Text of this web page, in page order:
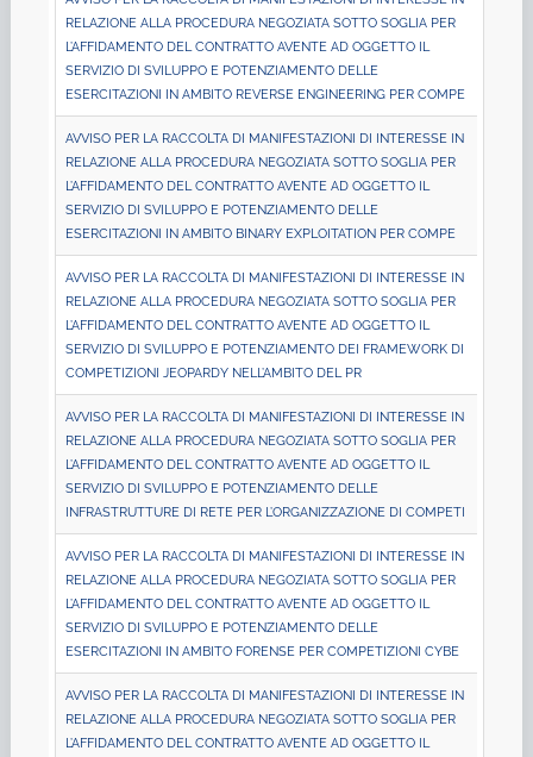
RELAZIONE ALLA PROCEDURA NEGOZIATA SOTTO SOGLIA PER
L’AFFIDAMENTO DEL CONTRATTO AVENTE AD OGGETTO IL
SERVIZIO DI SVILUPPO E POTENZIAMENTO DELLE
ESERCITAZIONI IN AMBITO REVERSE ENGINEERING PER COMPE
AVVISO PER LA RACCOLTA DI MANIFESTAZIONI DI INTERESSE IN
RELAZIONE ALLA PROCEDURA NEGOZIATA SOTTO SOGLIA PER
L’AFFIDAMENTO DEL CONTRATTO AVENTE AD OGGETTO IL
SERVIZIO DI SVILUPPO E POTENZIAMENTO DELLE
ESERCITAZIONI IN AMBITO BINARY EXPLOITATION PER COMPE
AVVISO PER LA RACCOLTA DI MANIFESTAZIONI DI INTERESSE IN
RELAZIONE ALLA PROCEDURA NEGOZIATA SOTTO SOGLIA PER
L’AFFIDAMENTO DEL CONTRATTO AVENTE AD OGGETTO IL
SERVIZIO DI SVILUPPO E POTENZIAMENTO DEI FRAMEWORK DI
COMPETIZIONI JEOPARDY NELL’AMBITO DEL PR
AVVISO PER LA RACCOLTA DI MANIFESTAZIONI DI INTERESSE IN
RELAZIONE ALLA PROCEDURA NEGOZIATA SOTTO SOGLIA PER
L’AFFIDAMENTO DEL CONTRATTO AVENTE AD OGGETTO IL
SERVIZIO DI SVILUPPO E POTENZIAMENTO DELLE
INFRASTRUTTURE DI RETE PER L’ORGANIZZAZIONE DI COMPETI
AVVISO PER LA RACCOLTA DI MANIFESTAZIONI DI INTERESSE IN
RELAZIONE ALLA PROCEDURA NEGOZIATA SOTTO SOGLIA PER
L’AFFIDAMENTO DEL CONTRATTO AVENTE AD OGGETTO IL
SERVIZIO DI SVILUPPO E POTENZIAMENTO DELLE
ESERCITAZIONI IN AMBITO FORENSE PER COMPETIZIONI CYBE
AVVISO PER LA RACCOLTA DI MANIFESTAZIONI DI INTERESSE IN
RELAZIONE ALLA PROCEDURA NEGOZIATA SOTTO SOGLIA PER
L’AFFIDAMENTO DEL CONTRATTO AVENTE AD OGGETTO IL